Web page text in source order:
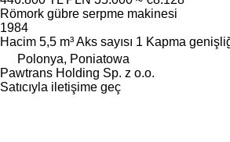
Römork gübre serpme makinesi
1984
Hacim 5,5 m³Aks sayısı 1 Kapma
Polonya, Poniatowa
Pawtrans Holding Sp. z o.o.
Satıcıyla iletişime geç